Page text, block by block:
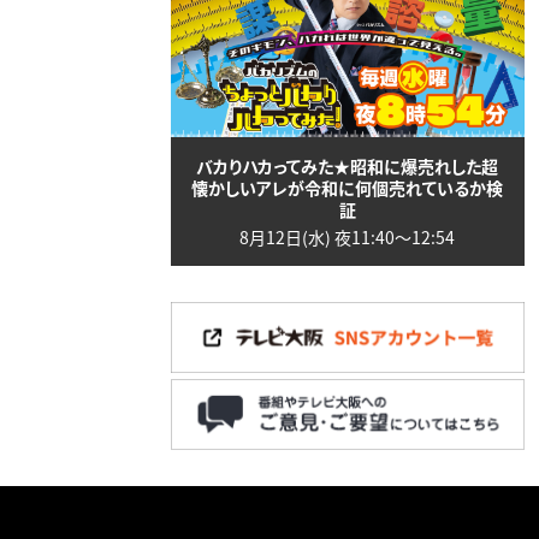
バカりハカってみた★昭和に爆売れした超
懐かしいアレが令和に何個売れているか検
証
8月12日(水) 夜11:40〜12:54